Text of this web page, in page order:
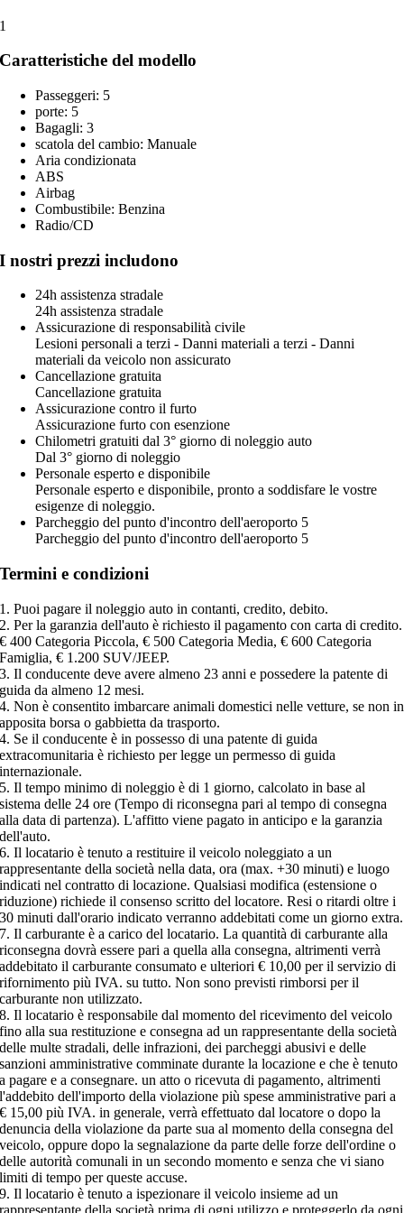
1
Caratteristiche del modello
Passeggeri: 5
porte: 5
Bagagli: 3
scatola del cambio: Manuale
Aria condizionata
ABS
Airbag
Combustibile: Benzina
Radio/CD
I nostri prezzi includono
24h assistenza stradale
24h assistenza stradale
Assicurazione di responsabilità civile
Lesioni personali a terzi - Danni materiali a terzi - Danni
materiali da veicolo non assicurato
Cancellazione gratuita
Cancellazione gratuita
Assicurazione contro il furto
Assicurazione furto con esenzione
Chilometri gratuiti dal 3° giorno di noleggio auto
Dal 3° giorno di noleggio
Personale esperto e disponibile
Personale esperto e disponibile, pronto a soddisfare le vostre
esigenze di noleggio.
Parcheggio del punto d'incontro dell'aeroporto 5
Parcheggio del punto d'incontro dell'aeroporto 5
Termini e condizioni
1. Puoi pagare il noleggio auto in contanti, credito, debito.
2. Per la garanzia dell'auto è richiesto il pagamento con carta di credito.
€ 400 Categoria Piccola, € 500 Categoria Media, € 600 Categoria
Famiglia, € 1.200 SUV/JEEP.
3. Il conducente deve avere almeno 23 anni e possedere la patente di
guida da almeno 12 mesi.
4. Non è consentito imbarcare animali domestici nelle vetture, se non in
apposita borsa o gabbietta da trasporto.
4. Se il conducente è in possesso di una patente di guida
extracomunitaria è richiesto per legge un permesso di guida
internazionale.
5. Il tempo minimo di noleggio è di 1 giorno, calcolato in base al
sistema delle 24 ore (Tempo di riconsegna pari al tempo di consegna
alla data di partenza). L'affitto viene pagato in anticipo e la garanzia
dell'auto.
6. Il locatario è tenuto a restituire il veicolo noleggiato a un
rappresentante della società nella data, ora (max. +30 minuti) e luogo
indicati nel contratto di locazione. Qualsiasi modifica (estensione o
riduzione) richiede il consenso scritto del locatore. Resi o ritardi oltre i
30 minuti dall'orario indicato verranno addebitati come un giorno extra.
7. Il carburante è a carico del locatario. La quantità di carburante alla
riconsegna dovrà essere pari a quella alla consegna, altrimenti verrà
addebitato il carburante consumato e ulteriori € 10,00 per il servizio di
rifornimento più IVA. su tutto. Non sono previsti rimborsi per il
carburante non utilizzato.
8. Il locatario è responsabile dal momento del ricevimento del veicolo
fino alla sua restituzione e consegna ad un rappresentante della società
delle multe stradali, delle infrazioni, dei parcheggi abusivi e delle
sanzioni amministrative comminate durante la locazione e che è tenuto
a pagare e a consegnare. un atto o ricevuta di pagamento, altrimenti
l'addebito dell'importo della violazione più spese amministrative pari a
€ 15,00 più IVA. in generale, verrà effettuato dal locatore o dopo la
denuncia della violazione da parte sua al momento della consegna del
veicolo, oppure dopo la segnalazione da parte delle forze dell'ordine o
delle autorità comunali in un secondo momento e senza che vi siano
limiti di tempo per queste accuse.
9. Il locatario è tenuto a ispezionare il veicolo insieme ad un
rappresentante della società prima di ogni utilizzo e proteggerlo da ogni